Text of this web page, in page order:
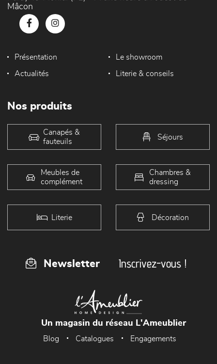
Mâcon
Présentation Le showroom
Actualités Literie & conseils
Nos produits
Canapés &
fauteuils
Séjours
Meubles de
complément
Chambres &
dressing
Literie Décoration
Newsletter Inscrivez-vous !
Un magasin du réseau L'Ameublier
Blog Catalogues Engagements